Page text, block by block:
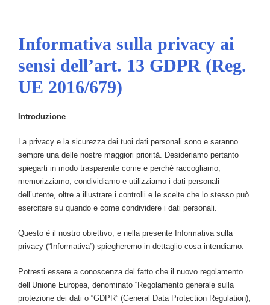
Informativa sulla privacy ai
sensi dell’art. 13 GDPR (Reg.
UE 2016/679)
Introduzione
La privacy e la sicurezza dei tuoi dati personali sono e saranno
sempre una delle nostre maggiori priorità. Desideriamo pertanto
spiegarti in modo trasparente come e perché raccogliamo,
memorizziamo, condividiamo e utilizziamo i dati personali
dell’utente, oltre a illustrare i controlli e le scelte che lo stesso può
esercitare su quando e come condividere i dati personali.
Questo è il nostro obiettivo, e nella presente Informativa sulla
privacy (“Informativa”) spiegheremo in dettaglio cosa intendiamo.
Potresti essere a conoscenza del fatto che il nuovo regolamento
dell’Unione Europea, denominato “Regolamento generale sulla
protezione dei dati o “GDPR” (General Data Protection Regulation),